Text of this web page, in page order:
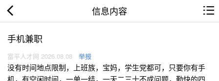
信息内容
手机兼职
富平人才网 2026.08.08 举报
没有时间地点限制，上班族，宝妈，学生党都可，只要你有手
机，有空闲时间，一单一结，一天二三十不成问题，勤快的四